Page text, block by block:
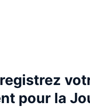
pour la